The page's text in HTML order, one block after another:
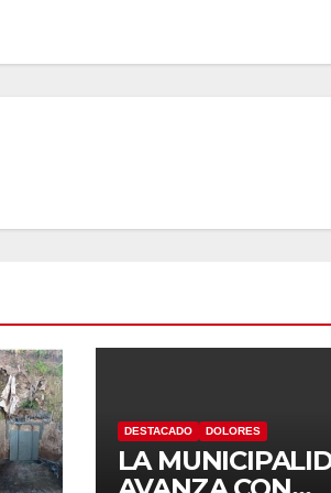
DESTACADO DOLORES
LA